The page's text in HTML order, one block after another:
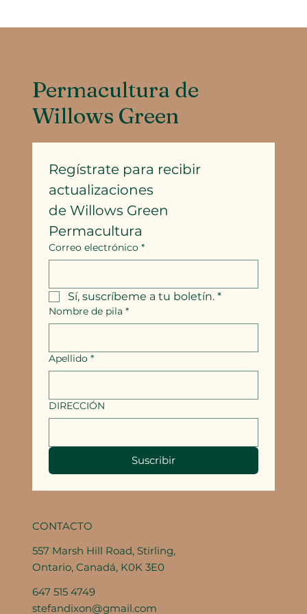
Permacultura de
Willows Green
Regístrate para recibir
actualizaciones
de Willows Green
Permacultura
Correo electrónico *
Sí, suscríbeme a tu boletín. *
Nombre de pila *
Apellido *
DIRECCIÓN
Suscribir
CONTACTO
557 Marsh Hill Road, Stirling,
Ontario, Canadá, K0K 3E0
647 515 4749
stefandixon@gmail.com